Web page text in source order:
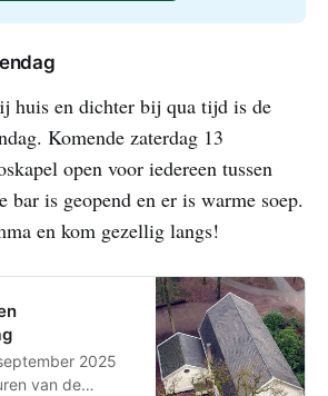
huis en dichter bij qua tijd is de
Komende zaterdag 13
open voor iedereen tussen
bar is geopend en er is warme soep.
en kom gezellig langs!
2025
van de